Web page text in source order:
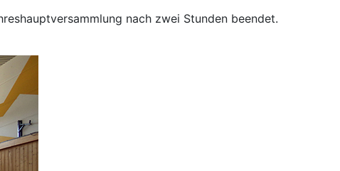
nach zwei Stunden beendet.